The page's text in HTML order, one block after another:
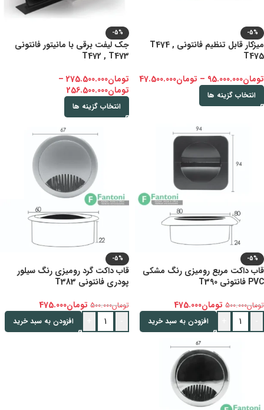
-5%
میزکار قابل تنظیم فانتونی T474 ,
T475
تومان95.000.000
– تومان47.500.000
انتخاب گزینه ها
-5%
جک لیفت برقی با مانیتور فانتونی
T472 , T473
تومان275.500.000
–
تومان256.500.000
انتخاب گزینه ها
-5%
قاب داکت مربع رومیزی رنگ مشکی
PVC فانتونی T390
تومان500.000 تومان475.000
افزودن به سبد خرید
-5%
قاب داکت گرد رومیزی رنگ سیلور
پودری فانتونی T383
تومان500.000 تومان475.000
افزودن به سبد خرید